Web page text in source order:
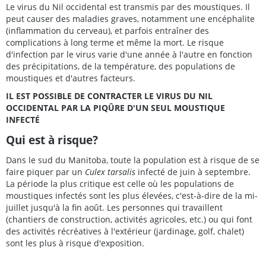
Le virus du Nil occidental est transmis par des moustiques. Il
peut causer des maladies graves, notamment une encéphalite
(inflammation du cerveau), et parfois entraîner des
complications à long terme et même la mort. Le risque
d'infection par le virus varie d'une année à l'autre en fonction
des précipitations, de la température, des populations de
moustiques et d'autres facteurs.
IL EST POSSIBLE DE CONTRACTER LE VIRUS DU NIL
OCCIDENTAL PAR LA PIQÛRE D'UN SEUL MOUSTIQUE
INFECTÉ
Qui est à risque?
Dans le sud du Manitoba, toute la population est à risque de se
faire piquer par un Culex tarsalis infecté de juin à septembre.
La période la plus critique est celle où les populations de
moustiques infectés sont les plus élevées, c'est-à-dire de la mi-
juillet jusqu'à la fin août. Les personnes qui travaillent
(chantiers de construction, activités agricoles, etc.) ou qui font
des activités récréatives à l'extérieur (jardinage, golf, chalet)
sont les plus à risque d'exposition.